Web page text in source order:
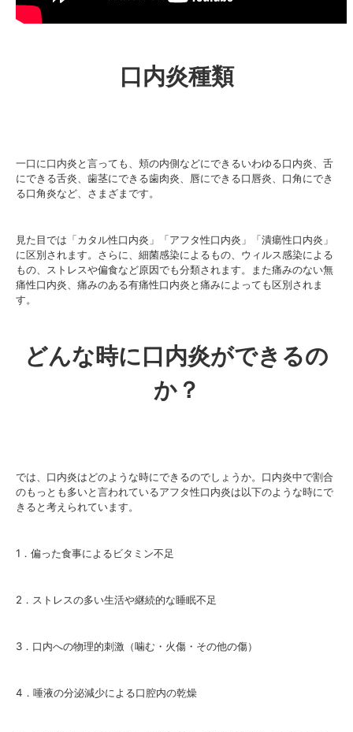
口内炎種類
一口に口内炎と言っても、頬の内側などにできるいわゆる口内炎、舌
にできる舌炎、歯茎にできる歯肉炎、唇にできる口唇炎、口角にでき
る口角炎など、さまざまです。
見た目では「カタル性口内炎」「アフタ性口内炎」「潰瘍性口内炎」
に区別されます。さらに、細菌感染によるもの、ウィルス感染による
もの、ストレスや偏食など原因でも分類されます。また痛みのない無
痛性口内炎、痛みのある有痛性口内炎と痛みによっても区別されま
す。
どんな時に口内炎ができるの
か？
では、口内炎はどのような時にできるのでしょうか。口内炎中で割合
のもっとも多いと言われているアフタ性口内炎は以下のような時にで
きると考えられています。
1．偏った食事によるビタミン不足
2．ストレスの多い生活や継続的な睡眠不足
3．口内への物理的刺激（噛む・火傷・その他の傷）
4．唾液の分泌減少による口腔内の乾燥